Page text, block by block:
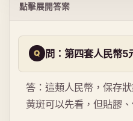
點擊展開答案
問：第四套人民幣5
答：這類人民幣，保存
黃斑可以先看，但貼膠